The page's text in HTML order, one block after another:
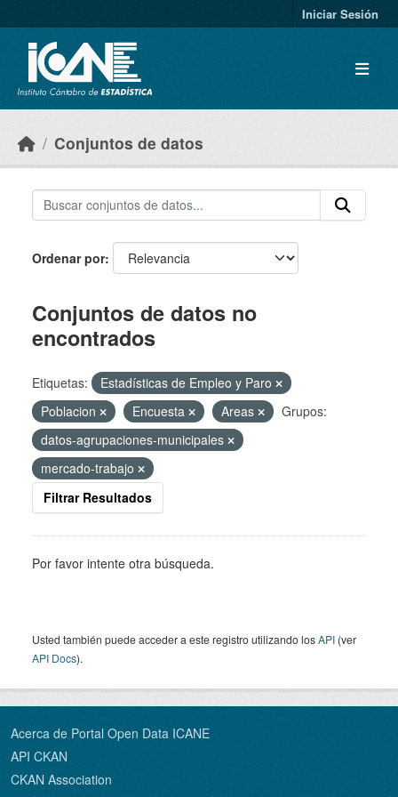
Iniciar Sesión
Conjuntos de datos
Ordenar por
Conjuntos de datos no
encontrados
Etiquetas:
Estadísticas de Empleo y Paro
Poblacion
Encuesta Areas
Grupos:
datos-agrupaciones-municipales
mercado-trabajo
Filtrar Resultados
Por favor intente otra búsqueda.
Usted también puede acceder a este registro utilizando losAPI (ver
API Docs).
Acerca de Portal Open Data ICANE
API CKAN
CKAN Association